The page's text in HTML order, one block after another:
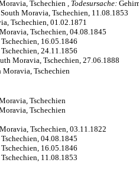
Tschechien , Todesursache:
Moravia, Tschechien, 11.08.1853
Tschechien, 01.02.1871
Tschechien, 04.08.1845
16.05.1846
24.11.1856
Moravia, Tschechien, 27.06.1888
Tschechien
Tschechien
Tschechien
Tschechien, 03.11.1822
04.08.1845
16.05.1846
11.08.1853